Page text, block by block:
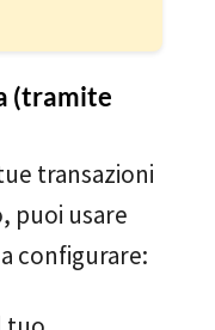
(tramite
transazioni
puoi usare
configurare: